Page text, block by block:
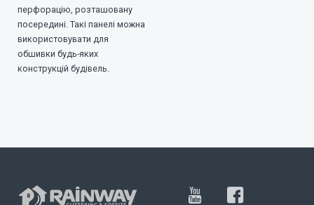
перфорацію, розташовану
посередині. Такі панелі можна
використовувати для
обшивки будь-яких
конструкцій будівель.